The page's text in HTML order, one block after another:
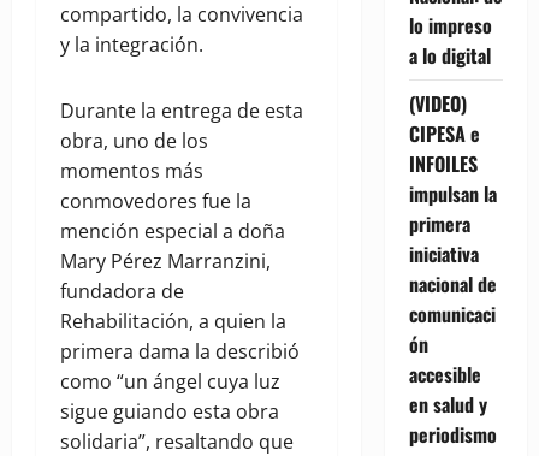
compartido, la convivencia
y la integración.
Durante la entrega de esta
obra, uno de los
momentos más
conmovedores fue la
mención especial a doña
Mary Pérez Marranzini,
fundadora de
Rehabilitación, a quien la
primera dama la describió
como “un ángel cuya luz
sigue guiando esta obra
solidaria”, resaltando que
lo impreso
a lo digital
(VIDEO)
CIPESA e
INFOILES
impulsan la
primera
iniciativa
nacional de
comunicaci
ón
accesible
en salud y
periodismo